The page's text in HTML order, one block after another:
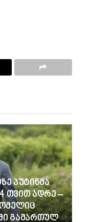
პუტინმა
თვით ადრე –
გამართულ